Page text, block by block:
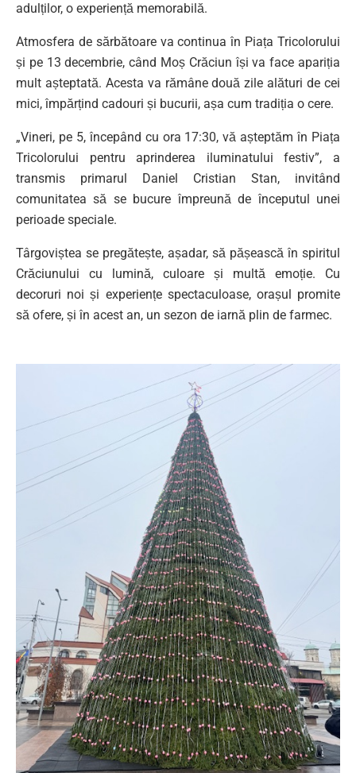
adulților, o experiență memorabilă.
Atmosfera de sărbătoare va continua în Piața Tricolorului
și pe 13 decembrie, când Moș Crăciun își va face apariția
mult așteptată. Acesta va rămâne două zile alături de cei
mici, împărțind cadouri și bucurii, așa cum tradiția o cere.
„Vineri, pe 5, începând cu ora 17:30, vă așteptăm în Piața
Tricolorului pentru aprinderea iluminatului festiv”, a
transmis primarul Daniel Cristian Stan, invitând
comunitatea să se bucure împreună de începutul unei
perioade speciale.
Târgoviștea se pregătește, așadar, să pășească în spiritul
Crăciunului cu lumină, culoare și multă emoție. Cu
decoruri noi și experiențe spectaculoase, orașul promite
să ofere, și în acest an, un sezon de iarnă plin de farmec.